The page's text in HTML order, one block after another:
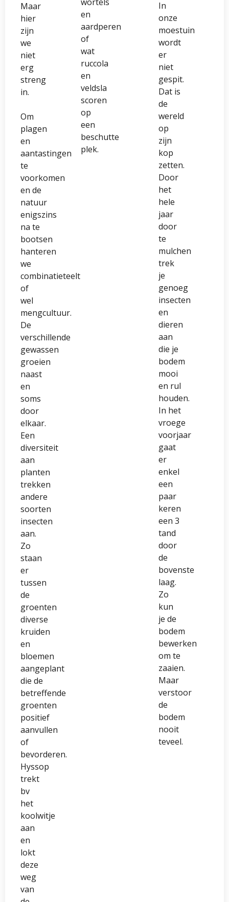
Maar
hier
zijn
we
niet
erg
streng
in.
Om
plagen
en
aantastingen
te
voorkomen
en de
natuur
enigszins
na te
bootsen
hanteren
we
combinatieteelt
of
wel
mengcultuur.
De
verschillende
gewassen
groeien
naast
en
soms
door
elkaar.
Een
diversiteit
aan
planten
trekken
andere
soorten
insecten
aan.
Zo
staan
er
tussen
de
groenten
diverse
kruiden
en
bloemen
aangeplant
die de
betreffende
groenten
positief
aanvullen
of
bevorderen.
Hyssop
trekt
bv
het
koolwitje
aan
en
lokt
deze
weg
van
wortels
en
aardperen
of
wat
ruccola
en
veldsla
scoren
op
een
beschutte
plek.
In
onze
moestuin
wordt
er
niet
gespit.
Dat is
de
wereld
op
zijn
kop
zetten.
Door
het
hele
jaar
door
te
mulchen
trek
je
genoeg
insecten
en
dieren
aan
die je
bodem
mooi
en rul
houden.
In het
vroege
voorjaar
gaat
er
enkel
een
paar
keren
een 3
tand
door
de
bovenste
laag.
Zo
kun
je de
bodem
bewerken
om te
zaaien.
Maar
verstoor
de
bodem
nooit
teveel.